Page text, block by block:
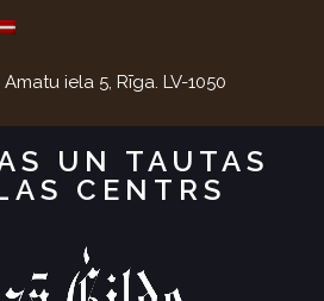
Amatu iela 5, Rīga. LV-1050
UN TAUTAS
CENTRS